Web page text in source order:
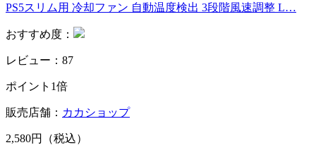
PS5スリム用 冷却ファン 自動温度検出 3段階風速調整 L…
おすすめ度：
レビュー：87
ポイント1倍
販売店舗： カカショップ
2,580円（税込）